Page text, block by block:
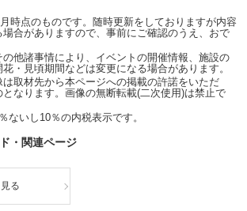
時点のものです。随時更新をしておりますが内容
合がありますので、事前にご確認のうえ、おで
他諸事情により、イベントの開催情報、施設の
・見頃期間などは変更になる場合があります。
取材先から本ページへの掲載の許諾をいただ
となります。画像の無断転載(二次使用)は禁止で
ないし10％の内税表示です。
・関連ページ
る